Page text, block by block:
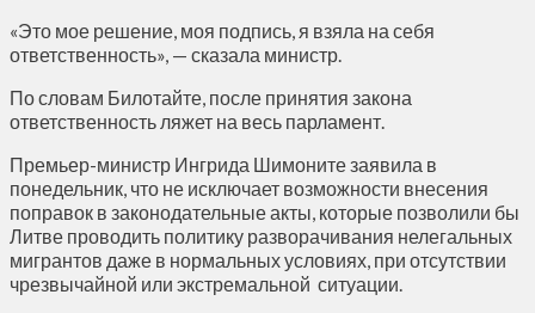
«Это мое решение, моя подпись, я взяла на себя
ответственность», — сказала министр.
По словам Билотайте, после принятия закона
ответственность ляжет на весь парламент.
Премьер-министр Ингрида Шимоните заявила в
понедельник, что не исключает возможности внесения
поправок в законодательные акты, которые позволили бы
Литве проводить политику разворачивания нелегальных
мигрантов даже в нормальных условиях, при отсутствии
чрезвычайной или экстремальной ситуации.